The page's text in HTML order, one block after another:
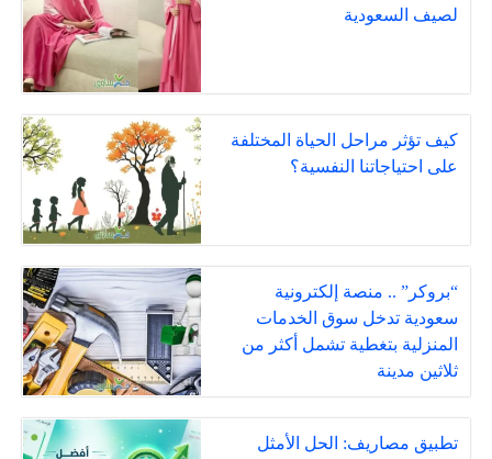
لصيف السعودية
كيف تؤثر مراحل الحياة المختلفة
على احتياجاتنا النفسية؟
“بروكر” .. منصة إلكترونية
سعودية تدخل سوق الخدمات
المنزلية بتغطية تشمل أكثر من
ثلاثين مدينة
تطبيق مصاريف: الحل الأمثل